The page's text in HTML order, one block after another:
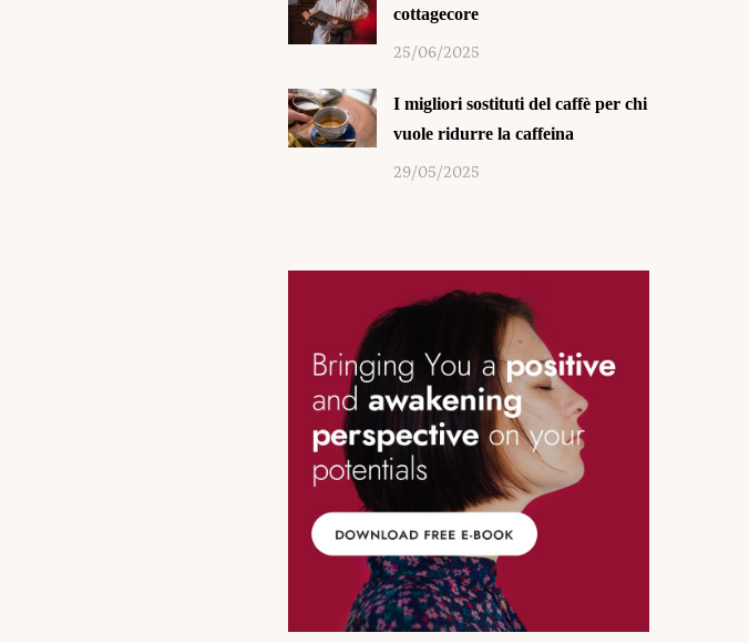
cottagecore
25/06/2025
I migliori sostituti del caffè per chi
vuole ridurre la caffeina
29/05/2025